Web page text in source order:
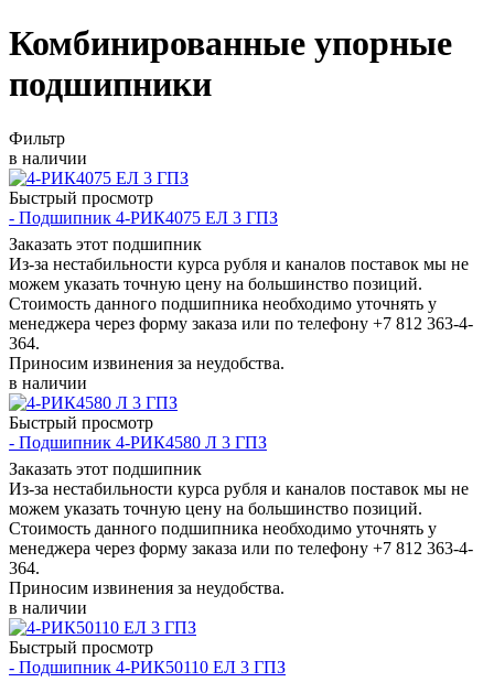
Комбинированные упорные
подшипники
Фильтр
в наличии
Быстрый просмотр
- Подшипник 4-РИК4075 ЕЛ 3 ГПЗ
Заказать этот подшипник
Из-за нестабильности курса рубля и каналов поставок мы не
можем указать точную цену на большинство позиций.
Стоимость данного подшипника необходимо уточнять у
менеджера через форму заказа или по телефону +7 812 363-4-
364.
Приносим извинения за неудобства.
в наличии
Быстрый просмотр
- Подшипник 4-РИК4580 Л 3 ГПЗ
Заказать этот подшипник
Из-за нестабильности курса рубля и каналов поставок мы не
можем указать точную цену на большинство позиций.
Стоимость данного подшипника необходимо уточнять у
менеджера через форму заказа или по телефону +7 812 363-4-
364.
Приносим извинения за неудобства.
в наличии
Быстрый просмотр
- Подшипник 4-РИК50110 ЕЛ 3 ГПЗ